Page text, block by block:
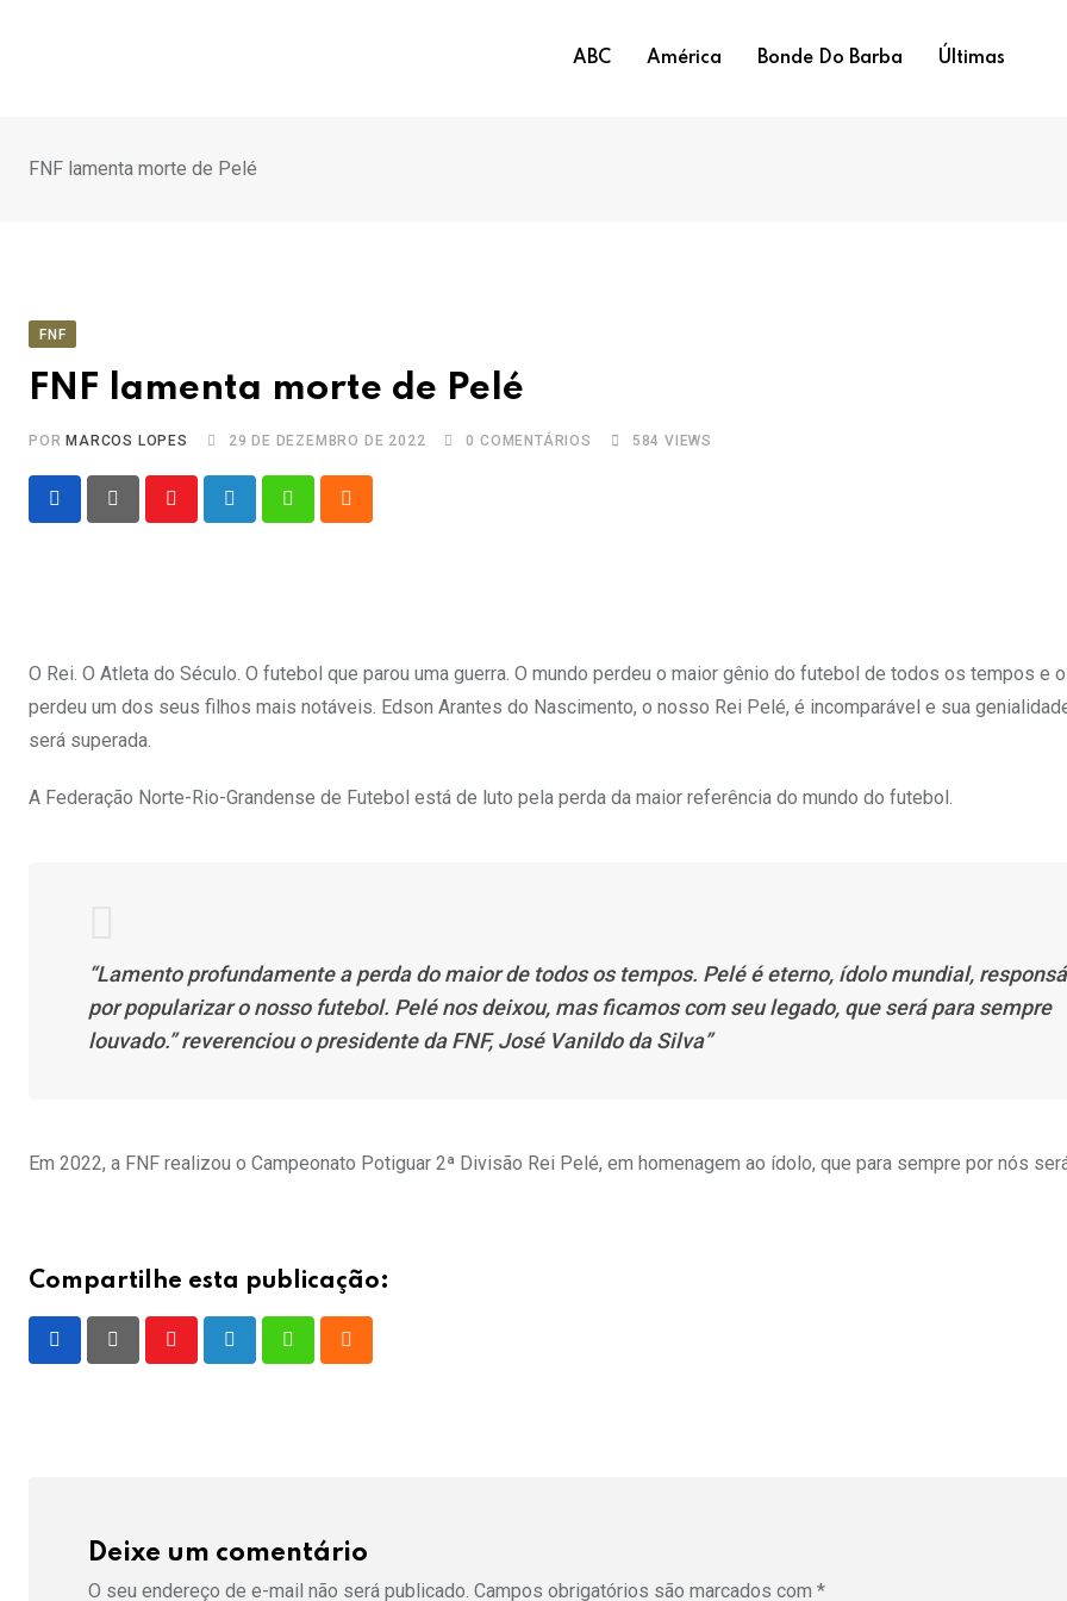
ABC América Bonde Do Barba Últimas
FNF lamenta morte de Pelé
FNF
FNF lamenta morte de Pelé
POR MARCOS LOPES 29 DE DEZEMBRO DE 2022 0 COMENTÁRIOS 584 VIEWS
O Rei. O Atleta do Século. O futebol que parou uma guerra. O mundo perdeu o maior gênio do futebol de todos os tempos e
perdeu um dos seus filhos mais notáveis. Edson Arantes do Nascimento, o nosso Rei Pelé, é incomparável e sua
será superada.
A Federação Norte-Rio-Grandense de Futebol está de luto pela perda da maior referência do mundo do futebol.
“Lamento profundamente a perda do maior de todos os tempos. Pelé é eterno, ídolo mundial,
por popularizar o nosso futebol. Pelé nos deixou, mas ficamos com seu legado, que será para sempre
louvado.” reverenciou o presidente da FNF, José Vanildo da Silva”
Em 2022, a FNF realizou o Campeonato Potiguar 2ª Divisão Rei Pelé, em homenagem ao ídolo, que para sempre por nós
Compartilhe esta publicação:
Deixe um comentário
O seu endereço de e-mail não será publicado. Campos obrigatórios são marcados com *